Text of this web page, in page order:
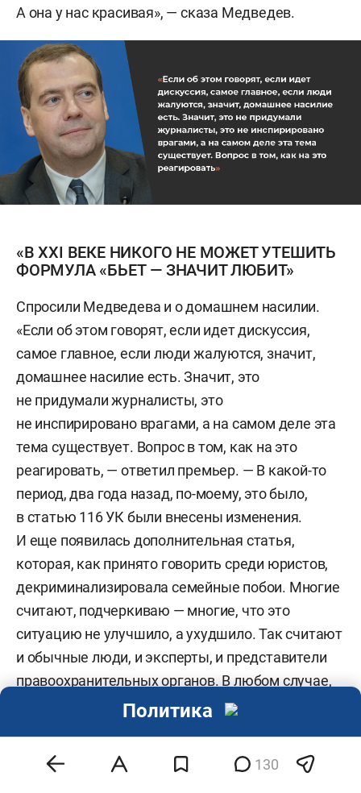
А она у нас красивая», — сказа Медведев.
«В XXI ВЕКЕ НИКОГО НЕ МОЖЕТ УТЕШИТЬ
ФОРМУЛА «БЬЕТ — ЗНАЧИТ ЛЮБИТ»
Спросили Медведева и о домашнем насилии.
«Если об этом говорят, если идет дискуссия,
самое главное, если люди жалуются, значит,
домашнее насилие есть. Значит, это
не придумали журналисты, это
не инспирировано врагами, а на самом деле эта
тема существует. Вопрос в том, как на это
реагировать, — ответил премьер. — В какой-то
период, два года назад, по-моему, это было,
в статью 116 УК были внесены изменения.
И еще появилась дополнительная статья,
которая, как принято говорить среди юристов,
декриминализировала семейные побои. Многие
считают, подчеркиваю — многие, что это
ситуацию не улучшило, а ухудшило. Так считают
и обычные люди, и эксперты, и представители
правоохранительных органов. В любом случае,
я думаю, в XXI веке никого не может утешить
130
Политика